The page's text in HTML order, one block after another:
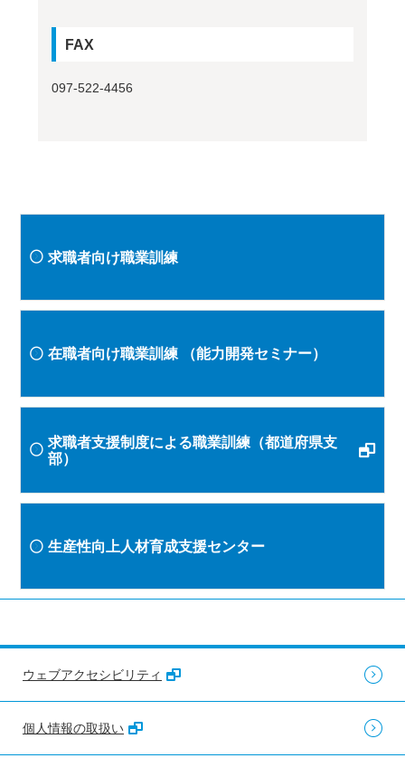
FAX
097-522-4456
求職者向け職業訓練
在職者向け職業訓練 （能力開発セミナー）
求職者支援制度による職業訓練（都道府県支
部）
生産性向上人材育成支援センター
ウェブアクセシビリティ
個人情報の取扱い